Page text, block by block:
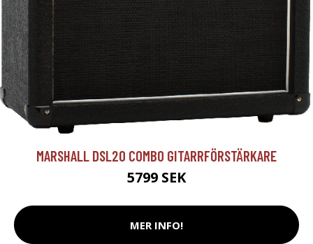
MARSHALL DSL20 COMBO GITARRFÖRSTÄRKARE
5799 SEK
MER INFO!